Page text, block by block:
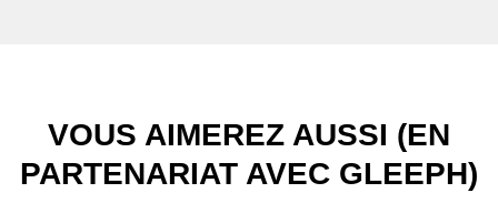
VOUS AIMEREZ AUSSI (EN
PARTENARIAT AVEC GLEEPH)